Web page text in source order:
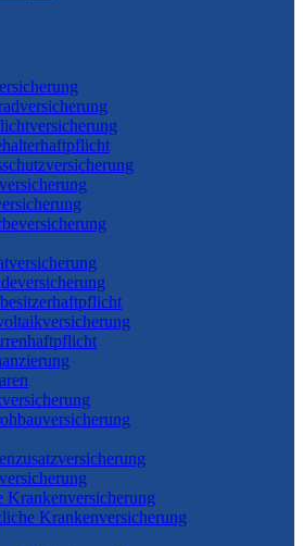
Krankenversicherung
Krankenversicherung